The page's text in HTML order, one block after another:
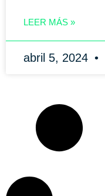
LEER MÁS »
abril 5, 2024